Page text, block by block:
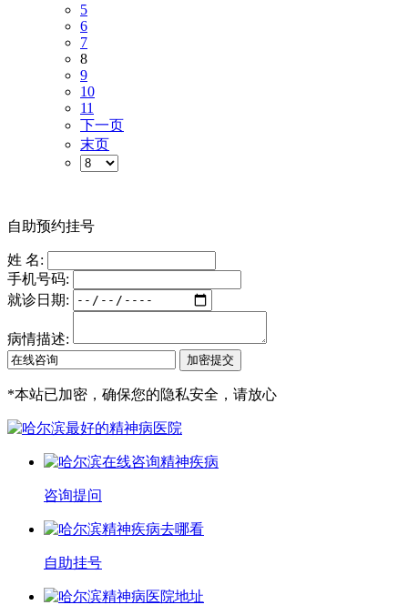
5
6
7
8
9
10
11
下一页
末页
自助预约挂号
姓 名:
手机号码:
就诊日期:
病情描述:
*本站已加密，确保您的隐私安全，请放心
咨询提问
自助挂号